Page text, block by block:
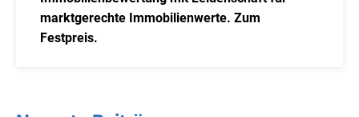
marktgerechte Immobilienwerte. Zum
Festpreis.